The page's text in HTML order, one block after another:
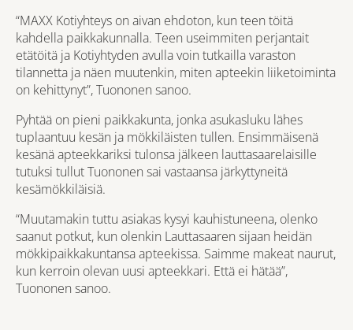
“MAXX Kotiyhteys on aivan ehdoton, kun teen töitä
kahdella paikkakunnalla. Teen useimmiten perjantait
etätöitä ja Kotiyhtyden avulla voin tutkailla varaston
tilannetta ja näen muutenkin, miten apteekin liiketoiminta
on kehittynyt”, Tuononen sanoo.
Pyhtää on pieni paikkakunta, jonka asukasluku lähes
tuplaantuu kesän ja mökkiläisten tullen. Ensimmäisenä
kesänä apteekkariksi tulonsa jälkeen lauttasaarelaisille
tutuksi tullut Tuononen sai vastaansa järkyttyneitä
kesämökkiläisiä.
“Muutamakin tuttu asiakas kysyi kauhistuneena, olenko
saanut potkut, kun olenkin Lauttasaaren sijaan heidän
mökkipaikkakuntansa apteekissa. Saimme makeat naurut,
kun kerroin olevan uusi apteekkari. Että ei hätää”,
Tuononen sanoo.